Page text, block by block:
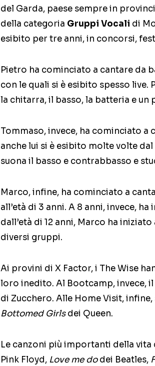
del Garda, paese sempre in
della categoria Gruppi Vocali di
esibito per tre anni, in concorsi,
Pietro ha cominciato a cantare da
con le quali si è esibito spesso
la chitarra, il basso, la batteria e un
Tommaso, invece, ha cominciato a
anche lui si è esibito molte volte
suona il basso e contrabbasso e
Marco, infine, ha cominciato a
all’età di 3 anni. A 8 anni, invece,
dall’età di 12 anni, Marco ha
diversi gruppi.
Ai provini di X Factor, i The Wise
loro inedito. Al Bootcamp, invece,
di Zucchero. Alle Home Visit,
Bottomed Girlsdei Queen.
Le canzoni più importanti della vita
Pink Floyd, Love me dodei Beatles,